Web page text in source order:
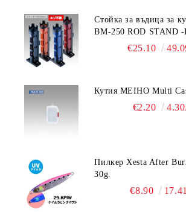
Стойка за въдица за
BM-250 ROD STAND
Blue/Black color
€25.10
Кутия MEIHO Multi
€2.20
Пилкер Xesta After
30g.
€8.90